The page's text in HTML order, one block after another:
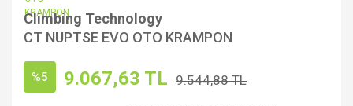
Climbing Technology
CT NUPTSE EVO OTO KRAMPON
%5 9.067,63 TL 9.544,88 TL